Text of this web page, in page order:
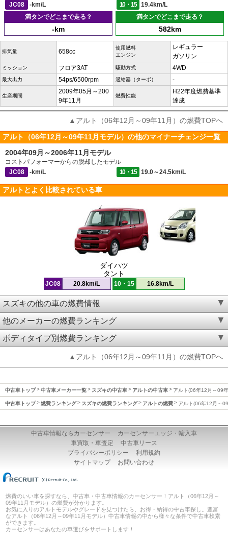
JC08
-km/L 10・15
19.4km/L
満タンでどこまで走る？
-km
満タンでどこまで走る？
582km
排気量 658cc
使用燃料
エンジン
レギュラー
ガソリン
ミッション フロア3AT 駆動方式 4WD
最大出力 54ps/6500rpm 過給器（ターボ） -
生産期間
2009年05月～200
9年11月
燃費性能
H22年度燃費基準
達成
▲アルト（06年12月～09年11月）の燃費TOPへ
アルト（06年12月～09年11月モデル）の他のマイナーチェンジ一覧
2004年09月～2006年11月モデル
コストパフォーマーからの脱却したモデル
JC08
-km/L 10・15 19.0～24.5km/L
アルトとよく比較されている車
ダイハツ
タント
JC08 20.8km/L 10・15 16.8km/L
スズキの他の車の燃費情報
他のメーカーの燃費ランキング
ボディタイプ別燃費ランキング
▲アルト（06年12月～09年11月）の燃費TOPへ
中古車トップ 中古車メーカー一覧 スズキの中古車 アルトの中古車 アルト(06年12月～09
中古車トップ 燃費ランキング スズキの燃費ランキング アルトの燃費 アルト(06年12月～
中古車情報ならカーセンサー
カーセンサーエッジ・輸入車
車買取・車査定
中古車リース
プライバシーポリシー
利用規約
サイトマップ
お問い合わせ
燃費のいい車を探すなら、中古車・中古車情報のカーセンサー！アルト（06年12月～
09年11月モデル）の燃費が分かります。
お気に入りのアルトモデルやグレードを見つけたら、お得・納得の中古車探し。豊富
なアルト（06年12月～09年11月モデル）中古車情報の中から様々な条件で中古車検索
ができます。
カーセンサーはあなたの車選びをサポートします！